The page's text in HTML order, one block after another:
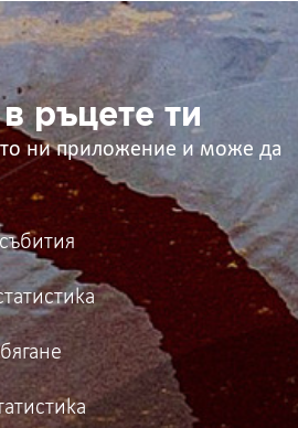
ръцете ти
ни приложение и може да